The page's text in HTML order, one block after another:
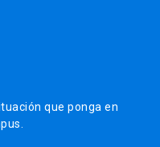
que ponga en